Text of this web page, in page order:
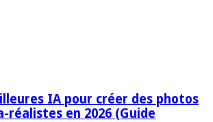
IA pour créer des photos
réalistes en 2026 (Guide